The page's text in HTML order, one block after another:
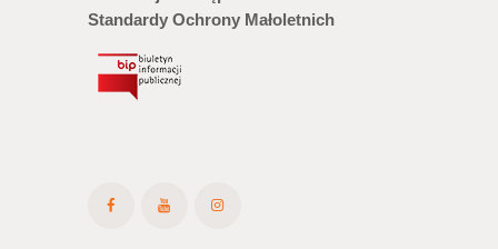
Standardy Ochrony Małoletnich